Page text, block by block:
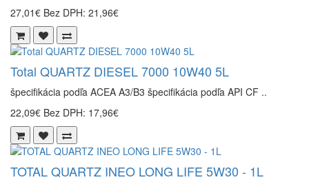
27,01€ Bez DPH: 21,96€
Total QUARTZ DIESEL 7000 10W40 5L
špecifikácia podľa ACEA A3/B3 špecifikácia podľa API CF ..
22,09€ Bez DPH: 17,96€
TOTAL QUARTZ INEO LONG LIFE 5W30 - 1L